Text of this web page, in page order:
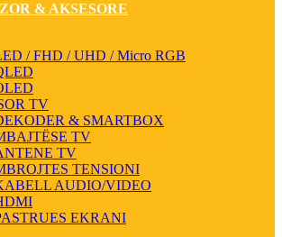
& AKSESORE
/ FHD / UHD / Micro RGB
TV
& SMARTBOX
TV
TV
TENSIONI
AUDIO/VIDEO
EKRANI